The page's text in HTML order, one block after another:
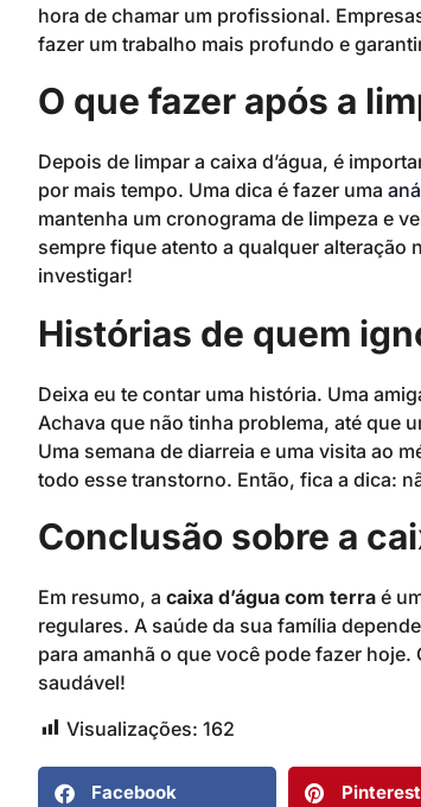
hora de chamar um profissional.
fazer um trabalho mais profundo e
O que fazer após a
Depois de limpar a caixa d’água, é
por mais tempo. Uma dica é fazer uma
mantenha um cronograma de limpeza e
sempre fique atento a qualquer alteração
investigar!
Histórias de quem
Deixa eu te contar uma história. Uma
Achava que não tinha problema, até que
Uma semana de diarreia e uma visita ao
todo esse transtorno. Então, fica a dica:
Conclusão sobre a
Em resumo, a caixa d’água com terra é
regulares. A saúde da sua família
para amanhã o que você pode fazer hoje.
saudável!
Visualizações: 162
Facebook Pinterest